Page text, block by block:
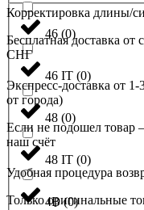
46 (0)
46 IT (0)
48 (0)
48 IT (0)
4B (0)
Корректировка длины/
Бесплатная доставка
СНГ
Экспресс-доставка от 1-
от города)
Если не подошел товар
наш счёт
Удобная процедура
Только оригинальные